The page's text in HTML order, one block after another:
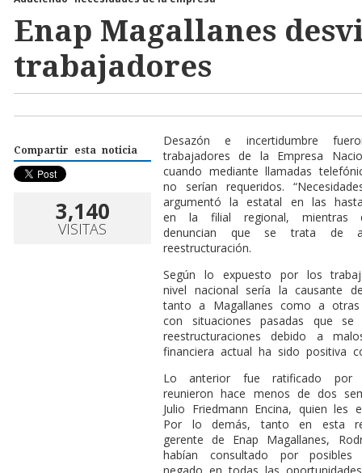
Enap Magallanes
trabajadores
Compartir esta noticia
3,140
VISITAS
Desazón e incertidumbre
trabajadores de la Empresa
cuando mediante llamadas
no serían requeridos.
argumentó la estatal en las
en la filial regional, mientras
denuncian que se trata de
reestructuración.
Según lo expuesto por los
nivel nacional sería la causante
tanto a Magallanes como a
con situaciones pasadas que
reestructuraciones debido a
financiera actual ha sido positiva
Lo anterior fue ratificado por
reunieron hace menos de dos
Julio Friedmann Encina, quien les
Por lo demás, tanto en esta
gerente de Enap Magallanes,
habían consultado por